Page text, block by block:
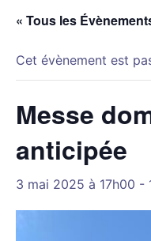
« Tous les
Cet évènement est
Messe
anticipée
3 mai 2025 à 17h00 -